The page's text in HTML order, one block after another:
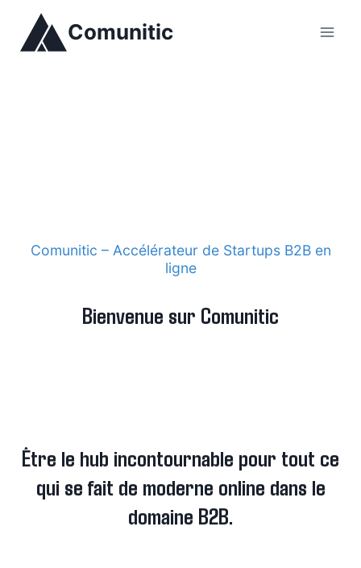
contenu
Comunitic
Comunitic – Accélérateur de Startups B2B en
ligne
Bienvenue sur Comunitic
Être le hub incontournable pour tout ce
qui se fait de moderne online dans le
domaine B2B.